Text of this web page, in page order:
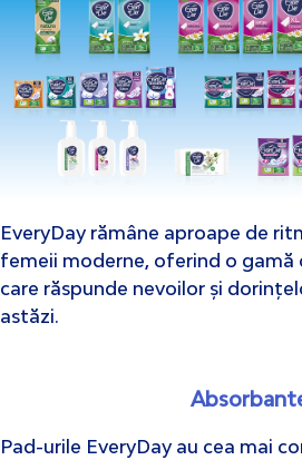
EveryDay rămâne aproape de
femeii moderne, oferind o gamă
care răspunde nevoilor și
astăzi.
Pad-urile EveryDay au cea mai